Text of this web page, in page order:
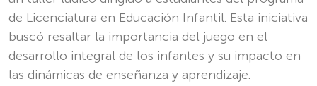
de Licenciatura en Educación Infantil. Esta iniciativa
buscó resaltar la importancia del juego en el
desarrollo integral de los infantes y su impacto en
las dinámicas de enseñanza y aprendizaje.